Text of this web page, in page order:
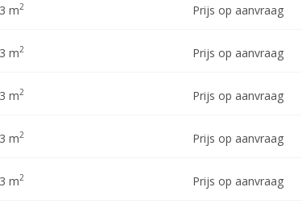
m2 Prijs op aanvraag
m2 Prijs op aanvraag
m2 Prijs op aanvraag
m2 Prijs op aanvraag
m2 Prijs op aanvraag